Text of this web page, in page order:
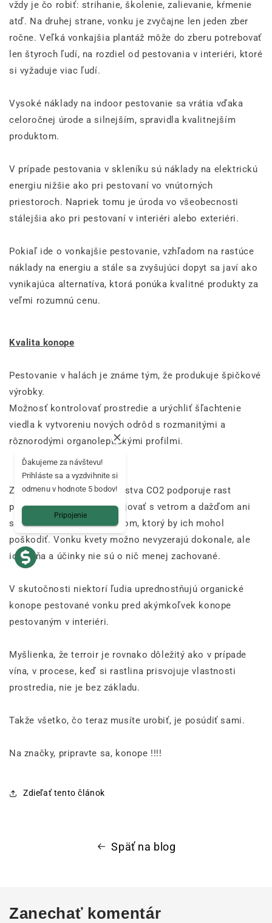
vždy je čo robiť: strihanie, školenie, zalievanie, kŕmenie
atď. Na druhej strane, vonku je zvyčajne len jeden zber
ročne. Veľká vonkajšia plantáž môže do zberu potrebovať
len štyroch ľudí, na rozdiel od pestovania v interiéri, ktoré
si vyžaduje viac ľudí.
Vysoké náklady na indoor pestovanie sa vrátia vďaka
celoročnej úrode a silnejším, spravidla kvalitnejším
produktom.
V prípade pestovania v skleníku sú náklady na elektrickú
energiu nižšie ako pri pestovaní vo vnútorných
priestoroch. Napriek tomu je úroda vo všeobecnosti
stálejšia ako pri pestovaní v interiéri alebo exteriéri.
Pokiaľ ide o vonkajšie pestovanie, vzhľadom na rastúce
náklady na energiu a stále sa zvyšujúci dopyt sa javí ako
vynikajúca alternatíva, ktorá ponúka kvalitné produkty za
veľmi rozumnú cenu.
Kvalita konope
Pestovanie v halách je známe tým, že produkuje špičkové
výrobky.
Možnosť kontrolovať prostredie a urýchliť šľachtenie
viedla k vytvoreniu nových odrôd s rozmanitými a
rôznorodými organoleptickými profilmi.
Zavedenie vysokého množstva CO2 podporuje rast
púčikov, ktoré nemusia bojovať s vetrom a dažďom ani
so žiadnym prírodným živlom, ktorý by ich mohol
poškodiť. Vonku kvety možno nevyzerajú dokonale, ale
ich vôňa a účinky nie sú o nič menej zachované.
V skutočnosti niektorí ľudia uprednostňujú organické
konope pestované vonku pred akýmkoľvek konope
pestovaným v interiéri.
Myšlienka, že terroir je rovnako dôležitý ako v prípade
vína, v procese, keď si rastlina prisvojuje vlastnosti
prostredia, nie je bez základu.
Takže všetko, čo teraz musíte urobiť, je posúdiť sami.
Na značky, pripravte sa, konope !!!!
Zdieľať tento článok
Späť na blog
Zanechať komentár
Ďakujeme za návštevu!
Prihláste sa a vyzdvihnite si
odmenu v hodnote 5 bodov!
Pripojenie